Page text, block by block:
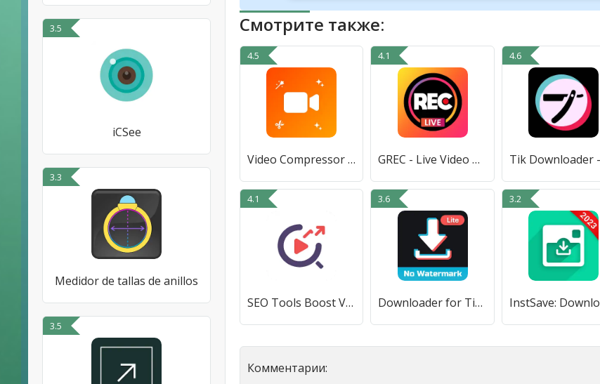
3.5
iCSee
3.3
Medidor de tallas de anillos
3.5
Смотрите также:
4.5
Video Compressor - Reduce Size
4.1
GREC - Live Video Recorder
4.6
4.1
SEO Tools Boost Video Rank Tag
3.6
Downloader for Tik-Tok(Lite)
3.2
Комментарии: